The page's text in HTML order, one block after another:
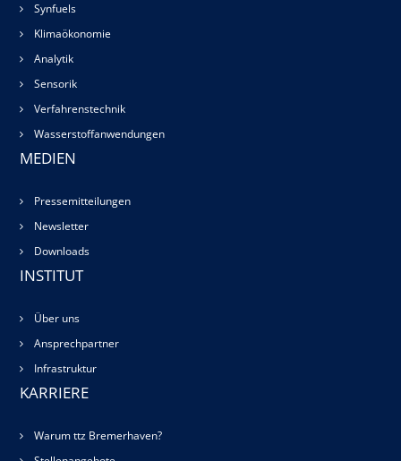
Synfuels
Klimaökonomie
Analytik
Sensorik
Verfahrenstechnik
Wasserstoffanwendungen
MEDIEN
Pressemitteilungen
Newsletter
Downloads
INSTITUT
Über uns
Ansprechpartner
Infrastruktur
KARRIERE
Warum ttz Bremerhaven?